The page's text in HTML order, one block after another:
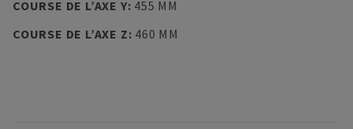
COURSE DE L’AXE Y: 455 MM
COURSE DE L’AXE Z: 460 MM